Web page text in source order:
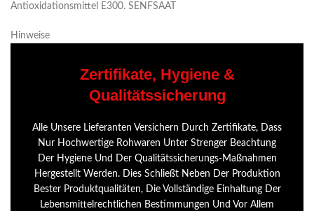
Antioxidationsmittel E300. SENFSAAT
Hinweise
Zertifikate, Hygiene &
Qualitätssicherung
Alle Unsere Lieferanten Versichern Durch Zertifikate, Dass
Nur Hochwertige Rohwaren Unter Strenger Beachtung
Der Hygiene Und Der Qualitätssicherungs-Maßnahmen
Hergestellt Werden. Dies Schließt Neben Der Produktion
Bester Produktqualitäten, Die Vollständige Einhaltung Der
Lebensmittelrechtlichen Bestimmungen Und Vor Allem